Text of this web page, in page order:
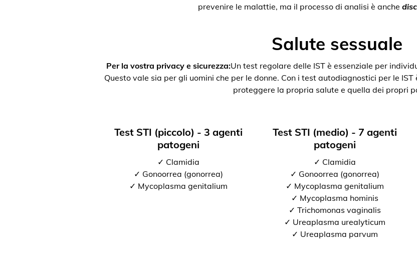
prevenire le malattie, ma il processo di analisi è anche
Salute sessuale
Per la vostra privacy e sicurezza:Un test regolare delle IST è essenziale per
Questo vale sia per gli uomini che per le donne. Con i test autodiagnostici per le
proteggere la propria salute e quella dei propri
Test STI (piccolo) - 3 agenti
patogeni
✓ Clamidia
✓ Gonoorrea (gonorrea)
✓ Mycoplasma genitalium
Test STI (medio) - 7 agenti
patogeni
✓ Clamidia
✓ Gonoorrea (gonorrea)
✓ Mycoplasma genitalium
✓ Mycoplasma hominis
✓ Trichomonas vaginalis
✓ Ureaplasma urealyticum
✓ Ureaplasma parvum